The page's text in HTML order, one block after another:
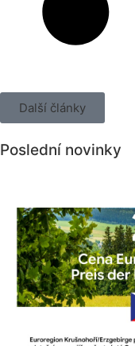
Další články
Poslední novinky